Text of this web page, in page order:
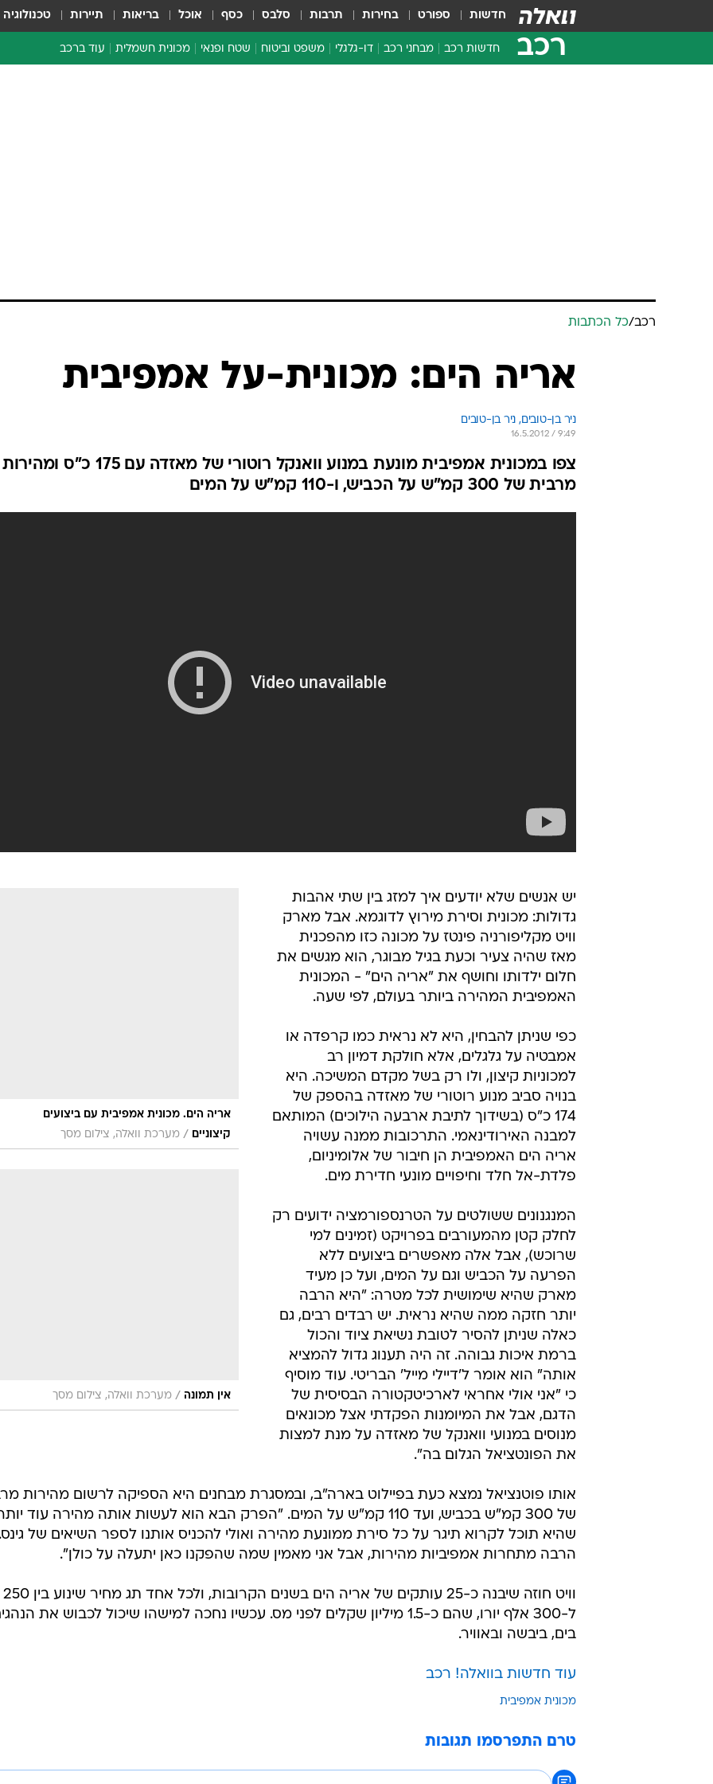
חדשות ספורט בחירות תרבות סלבס כסף אוכל בריאות תיירות טכנולוגיה
רכב חדשות רכב מבחני רכב דו-גלגלי משפט וביטוח שטח ופנאי מכונית חשמלית עוד ברכב
בטיחות
סדנאות ושיפורים
ארכיון מדורים
רכב/כל הכתבות
אריה הים: מכונית-על אמפיבית
ניר בן-טובים, ניר בן-טובים
16.5.2012 / 9:49
צפו במכונית אמפיבית מונעת במנוע וואנקל רוטורי של מאזדה עם 175 כ"ס ומהירות
מרבית של 300 קמ"ש על הכביש, ו-110 קמ"ש על המים
אריה הים. מכונית אמפיבית עם ביצועים
קיצוניים
/ מערכת וואלה, צילום מסך
אין תמונה / מערכת וואלה, צילום מסך
יש אנשים שלא יודעים איך למזג בין שתי אהבות
גדולות: מכונית וסירת מירוץ לדוגמא. אבל מארק
וויט מקליפורניה פינטז על מכונה כזו מהפכנית
מאז שהיה צעיר וכעת בגיל מבוגר, הוא מגשים את
חלום ילדותו וחושף את "אריה הים" - המכונית
האמפיבית המהירה ביותר בעולם, לפי שעה.
כפי שניתן להבחין, היא לא נראית כמו קרפדה או
אמבטיה על גלגלים, אלא חולקת דמיון רב
למכוניות קיצון, ולו רק בשל מקדם המשיכה. היא
בנויה סביב מנוע רוטורי של מאזדה בהספק של
174 כ"ס (בשידוך לתיבת ארבעה הילוכים) המותאם
למבנה האירודינאמי. התרכובות ממנה עשויה
אריה הים האמפיבית הן חיבור של אלומיניום,
פלדת-אל חלד וחיפויים מונעי חדירת מים.
המנגנונים ששולטים על הטרנספורמציה ידועים רק
לחלק קטן מהמעורבים בפרויקט (זמינים למי
שרוכש), אבל אלה מאפשרים ביצועים ללא
הפרעה על הכביש וגם על המים, ועל כן מעיד
מארק שהיא שימושית לכל מטרה: "היא הרבה
יותר חזקה ממה שהיא נראית. יש רבדים רבים, גם
כאלה שניתן להסיר לטובת נשיאת ציוד והכול
ברמת איכות גבוהה. זה היה תענוג גדול להמציא
אותה" הוא אומר ל'דיילי מייל' הבריטי. עוד מוסיף
כי "אני אולי אחראי לארכיטקטורה הבסיסית של
הדגם, אבל את המיומנות הפקדתי אצל מכונאים
מנוסים במנועי וואנקל של מאזדה על מנת למצות
את הפונטציאל הגלום בה".
אותו פוטנציאל נמצא כעת בפיילוט בארה"ב, ובמסגרת מבחנים היא הספיקה לרשום מהירות
של 300 קמ"ש בכביש, ועד 110 קמ"ש על המים. "הפרק הבא הוא לעשות אותה מהירה עוד
שהיא תוכל לקרוא תיגר על כל סירת ממונעת מהירה ואולי להכניס אותנו לספר השיאים של
הרבה מתחרות אמפיביות מהירות, אבל אני מאמין שמה שהפקנו כאן יתעלה על כולן".
וויט חוזה שיבנה כ-25 עותקים של אריה הים בשנים הקרובות, ולכל אחד תג מחיר שינוע בין 250
ל-300 אלף יורו, שהם כ-1.5 מיליון שקלים לפני מס. עכשיו נחכה למישהו שיכול לכבוש את
בים, ביבשה ובאוויר.
עוד חדשות בוואלה! רכב
מכונית אמפיבית
טרם התפרסמו תגובות